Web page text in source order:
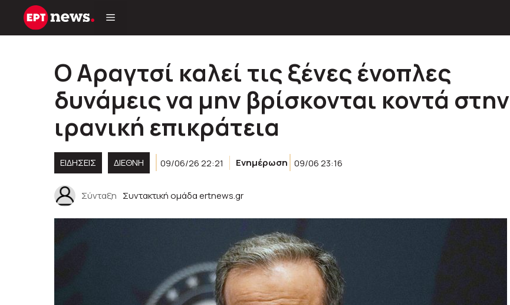
Μετάβαση
Ο Αραγτσί καλεί τις ξένες ένοπλες
δυνάμεις να μην βρίσκονται κοντά στην
ιρανική επικράτεια
ΕΙΔΗΣΕΙΣ ΔΙΕΘΝΗ 09/06/26 22:21 Ενημέρωση 09/06 23:16
Σύνταξη Συντακτική ομάδα ertnews.gr